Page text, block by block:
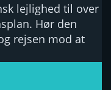
lejlighed til over
Hør den
rejsen mod at